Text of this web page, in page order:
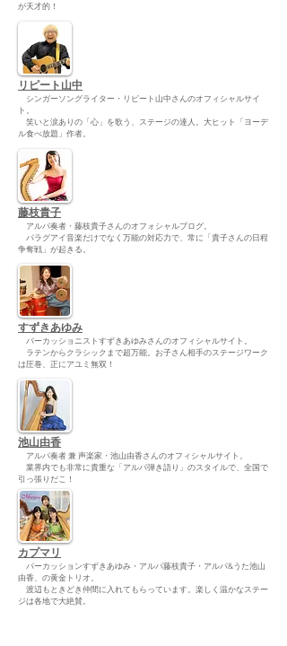
が天才的！
リピート山中
シンガーソングライター・リピート山中さんのオフィシャルサイ
ト。
笑いと涙ありの「心」を歌う、ステージの達人。大ヒット「ヨーデ
ル食べ放題」作者。
藤枝貴子
アルパ奏者・藤枝貴子さんのオフォシャルブログ。
パラグアイ音楽だけでなく万能の対応力で、常に「貴子さんの日程
争奪戦」が起きる。
すずきあゆみ
パーカッショニストすずきあゆみさんのオフィシャルサイト。
ラテンからクラシックまで超万能。お子さん相手のステージワーク
は圧巻、正にアユミ無双！
池山由香
アルパ奏者 兼 声楽家・池山由香さんのオフィシャルサイト。
業界内でも非常に貴重な「アルパ弾き語り」のスタイルで、全国で
引っ張りだこ！
カプマリ
パーカッションすずきあゆみ・アルパ藤枝貴子・アルパ&うた池山
由香、の黄金トリオ。
渡辺もときどき仲間に入れてもらっています。楽しく温かなステー
ジは各地で大絶賛。